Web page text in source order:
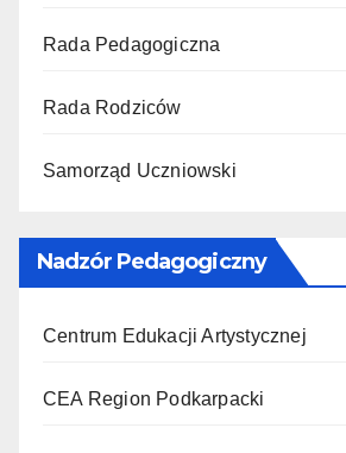
Rada Pedagogiczna
Rada Rodziców
Samorząd Uczniowski
Nadzór Pedagogiczny
Centrum Edukacji Artystycznej
CEA Region Podkarpacki